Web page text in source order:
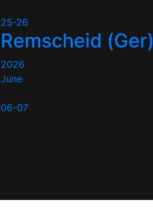
25-26
Remscheid (Ger)
2026
June
06-07